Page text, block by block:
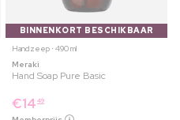
BINNENKORT BESCHIKBAAR
Handzeep ⋅ 490 ml
Meraki
Hand Soap Pure Basic
€14 49